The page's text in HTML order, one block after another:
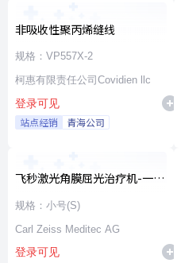
非吸收性聚丙烯缝线
规格：VP557X-2
柯惠有限责任公司Covidien llc
登录可见
站点经销 青海公司
飞秒激光角膜屈光治疗机-一次
性使用无菌治疗包
规格：小号(S)
Carl Zeiss Meditec AG
登录可见